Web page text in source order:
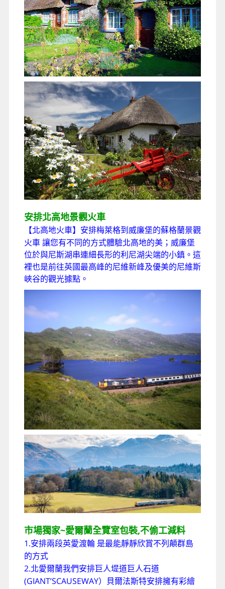
安排北高地景觀火車
【北高地火車】 安排梅萊格到威廉堡的蘇格蘭景觀
火車 讓您有不同的方式體驗北高地的美；威廉堡
位於與尼斯湖串連細長形的利尼湖尖端的小鎮。這
裡也是前往英國最高峰的尼維新峰及優美的尼維斯
峽谷的觀光據點。
市場獨家~愛爾蘭全覽室包裝,不偷工減料
1.安排兩段英愛渡輪 是最能靜靜欣賞不列顛群島
的方式
2.北愛爾蘭我們安排巨人堤道巨人石道
(GIANT’SCAUSEWAY）貝爾法斯特安排擁有彩繪